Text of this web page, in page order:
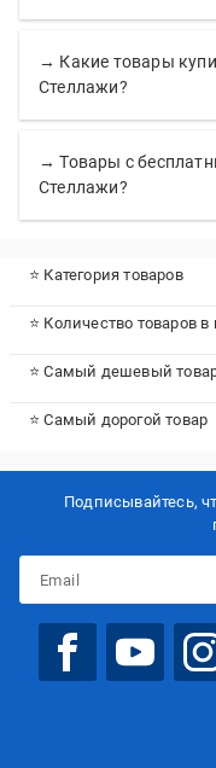
→ Какие товары
Стеллажи?
→ Товары с
Стеллажи?
⭐ Категория товаров
⭐ Количество товаров
⭐ Самый дешевый
⭐ Самый дорогой товар
Подписывайтесь,